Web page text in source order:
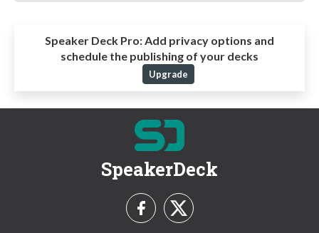
Speaker Deck Pro: Add privacy options and
schedule the publishing of your decks
Upgrade
SpeakerDeck